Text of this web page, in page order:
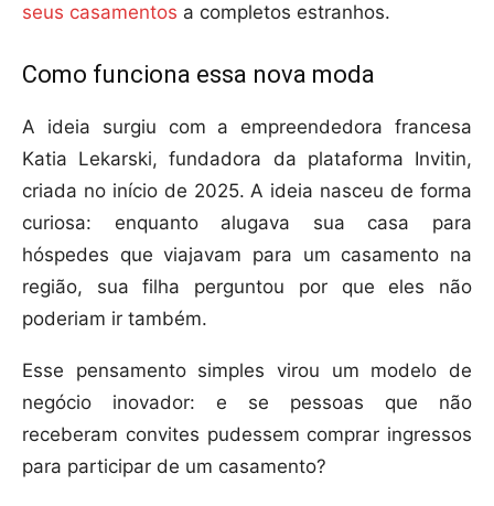
seus casamentos a completos estranhos.
Como funciona essa nova moda
A ideia surgiu com a empreendedora francesa
Katia Lekarski, fundadora da plataforma Invitin,
criada no início de 2025. A ideia nasceu de forma
curiosa: enquanto alugava sua casa para
hóspedes que viajavam para um casamento na
região, sua filha perguntou por que eles não
poderiam ir também.
Esse pensamento simples virou um modelo de
negócio inovador: e se pessoas que não
receberam convites pudessem comprar ingressos
para participar de um casamento?